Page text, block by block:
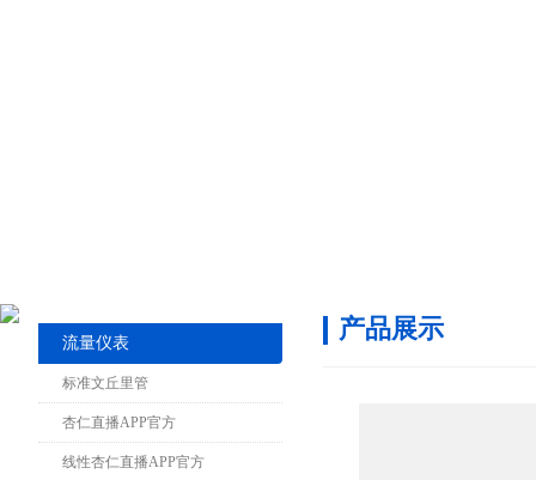
流量仪表
标准文丘里管
杏仁直播APP官方
线性杏仁直播APP官方
产品展示